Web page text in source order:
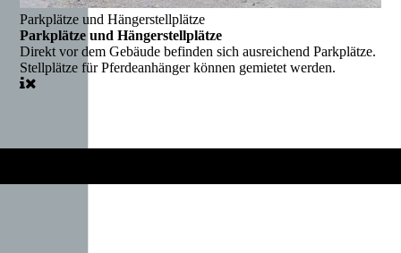
Parkplätze und Hängerstellplätze
Parkplätze und Hängerstellplätze
Direkt vor dem Gebäude befinden sich ausreichend Parkplätze.
Stellplätze für Pferdeanhänger können gemietet werden.